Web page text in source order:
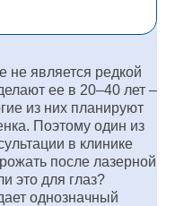
не является редкой
ее в 20–40 лет –
из них планируют
Поэтому один из
в клинике
после лазерной
это для глаз?
однозначный